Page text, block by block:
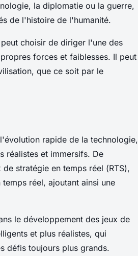
la diplomatie ou la guerre,
de l'histoire de l'humanité.
peut choisir de diriger l'une des
forces et faiblesses. Il peut
que ce soit par le
rapide de la technologie,
réalistes et immersifs. De
stratégie en temps réel (RTS),
réel, ajoutant ainsi une
le développement des jeux de
et plus réalistes, qui
défis toujours plus grands.